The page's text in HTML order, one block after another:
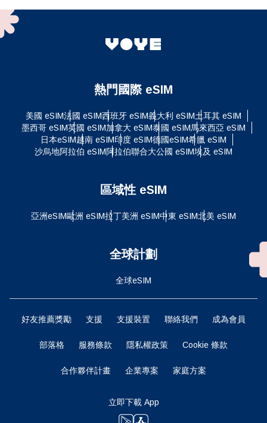
熱門國際 eSIM
美國 eSIM法國 eSIM西班牙 eSIM義大利 eSIM土耳其 eSIM
墨西哥 eSIM英國 eSIM加拿大 eSIM泰國 eSIM馬來西亞 eSIM
日本eSIM越南 eSIM印度 eSIM德國eSIM希臘 eSIM
沙烏地阿拉伯 eSIM阿拉伯聯合大公國 eSIM埃及 eSIM
區域性 eSIM
亞洲eSIM歐洲 eSIM拉丁美洲 eSIM中東 eSIM北美 eSIM
全球計劃
全球eSIM
好友推薦獎勵 支援 支援裝置 聯絡我們 成為會員
部落格 服務條款 隱私權政策 Cookie 條款
合作夥伴計畫 企業專案 家庭方案
立即下載 App